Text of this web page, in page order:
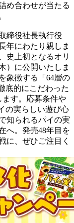
め合わせが当たる
締役社長執行役
年にわたり親しま
史上初となるオリ
）に公開いたしま
象徴する「64層の
底的にこだわった
す。応募条件や
の実らしい遊び心
知られるパイの実
へ。発売48年目を
に、ぜひご注目く